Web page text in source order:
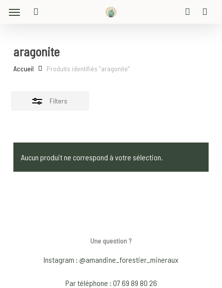
Menu
aragonite
Accueil Produits identifiés “aragonite”
Filters
Close
Aucun produit ne correspond à votre sélection.
Une question ?
Instagram : @amandine_forestier_mineraux
Par téléphone : 07 69 89 80 26